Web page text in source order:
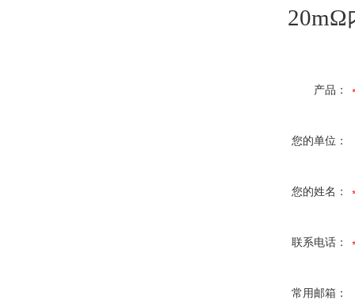
20mΩ
产品：
您的单位：
您的姓名：
联系电话：
常用邮箱：